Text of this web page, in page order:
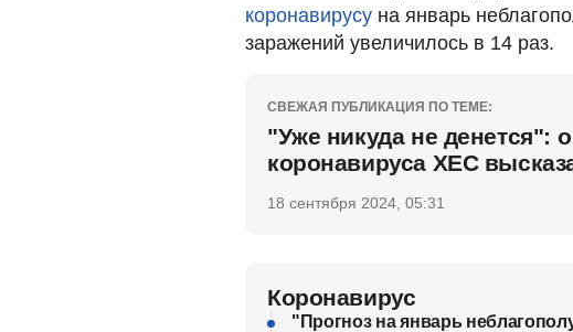
коронавирусу на январь
заражений увеличилось в 14 раз.
СВЕЖАЯ ПУБЛИКАЦИЯ ПО ТЕМЕ:
"Уже никуда не денется":
коронавируса ХЕС
18 сентября 2024, 05:31
Коронавирус
"Прогноз на январь